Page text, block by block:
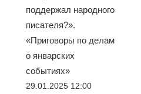
поддержал народного
писателя?».
«Приговоры по делам
о январских
событиях»
29.01.2025 12:00